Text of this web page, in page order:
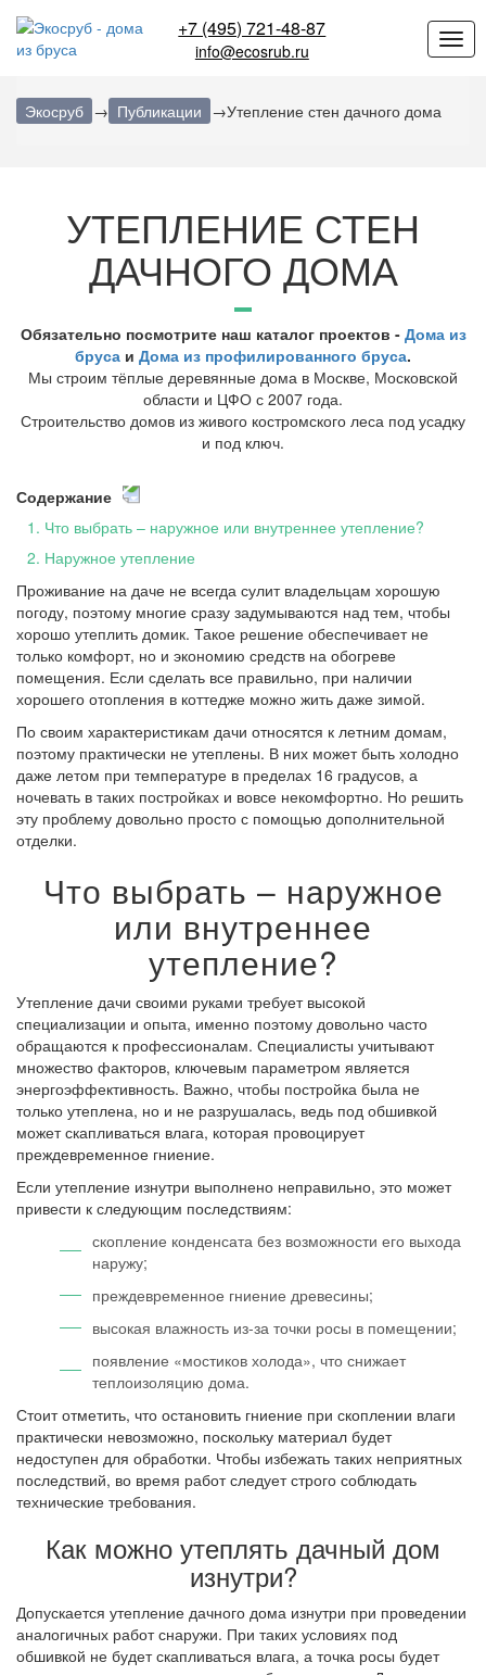
+7 (495) 721-48-87
info@ecosrub.ru
Экосруб → Публикации →Утепление стен дачного дома
УТЕПЛЕНИЕ СТЕН
ДАЧНОГО ДОМА
Обязательно посмотрите наш каталог проектов - Дома из
бруса и Дома из профилированного бруса.
Мы строим тёплые деревянные дома в Москве, Московской
области и ЦФО с 2007 года.
Строительство домов из живого костромского леса под усадку
и под ключ.
Содержание
1 . Что выбрать – наружное или внутреннее утепление?
2. Наружное утепление
Проживание на даче не всегда сулит владельцам хорошую
погоду, поэтому многие сразу задумываются над тем, чтобы
хорошо утеплить домик. Такое решение обеспечивает не
только комфорт, но и экономию средств на обогреве
помещения. Если сделать все правильно, при наличии
хорошего отопления в коттедже можно жить даже зимой.
По своим характеристикам дачи относятся к летним домам,
поэтому практически не утеплены. В них может быть холодно
даже летом при температуре в пределах 16 градусов, а
ночевать в таких постройках и вовсе некомфортно. Но решить
эту проблему довольно просто с помощью дополнительной
отделки.
Что выбрать – наружное
или внутреннее
утепление?
Утепление дачи своими руками требует высокой
специализации и опыта, именно поэтому довольно часто
обращаются к профессионалам. Специалисты учитывают
множество факторов, ключевым параметром является
энергоэффективность. Важно, чтобы постройка была не
только утеплена, но и не разрушалась, ведь под обшивкой
может скапливаться влага, которая провоцирует
преждевременное гниение.
Если утепление изнутри выполнено неправильно, это может
привести к следующим последствиям:
скопление конденсата без возможности его выхода
наружу;
преждевременное гниение древесины;
высокая влажность из-за точки росы в помещении;
появление «мостиков холода», что снижает
теплоизоляцию дома.
Стоит отметить, что остановить гниение при скоплении влаги
практически невозможно, поскольку материал будет
недоступен для обработки. Чтобы избежать таких неприятных
последствий, во время работ следует строго соблюдать
технические требования.
Как можно утеплять дачный дом
изнутри?
Допускается утепление дачного дома изнутри при проведении
аналогичных работ снаружи. При таких условиях под
обшивкой не будет скапливаться влага, а точка росы будет